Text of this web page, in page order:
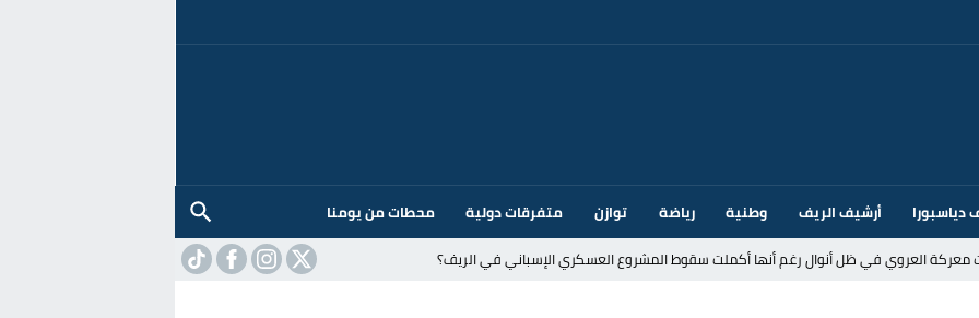
دياسبورا أرشيف الريف وطنية رياضة توازن متفرقات دولية
محطات من يومنا
معركة العروي في ظل أنوال رغم أنها أكملت سقوط المشروع العسكري الإسباني في الريف؟
بسبب الضوابط الحدودية في فضاء شنغن